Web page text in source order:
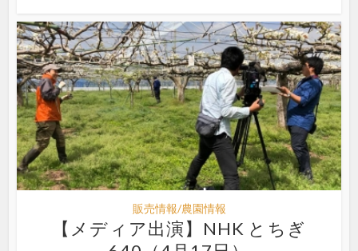
販売情報/農園情報
【メディア出演】NHK とちぎ